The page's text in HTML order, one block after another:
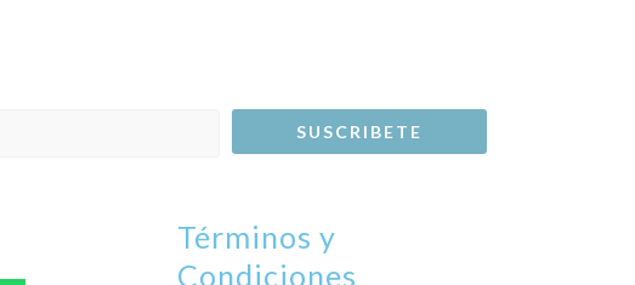
Términos y
Condiciones